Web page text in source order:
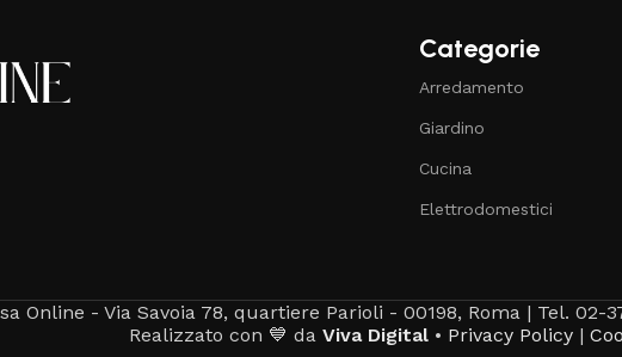
Categorie
Arredamento
Giardino
Cucina
Elettrodomestici
Online - Via Savoia 78, quartiere Parioli - 00198, Roma | Tel. 02-
Realizzato con 💙 da Viva Digital• Privacy Policy|